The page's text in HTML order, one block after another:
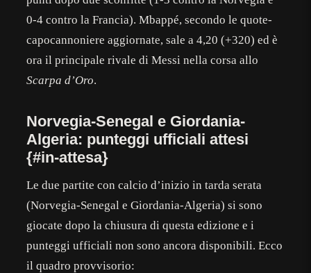
0-4 contro la Francia). Mbappé, secondo le quote-
capocannoniere aggiornate, sale a 4,20 (+320) ed è
ora il principale rivale di Messi nella corsa allo
Scarpa d’Oro.
Norvegia-Senegal e Giordania-
Algeria: punteggi ufficiali attesi
{#in-attesa}
Le due partite con calcio d’inizio in tarda serata
(Norvegia-Senegal e Giordania-Algeria) si sono
giocate dopo la chiusura di questa edizione e i
punteggi ufficiali non sono ancora disponibili. Ecco
il quadro provvisorio: